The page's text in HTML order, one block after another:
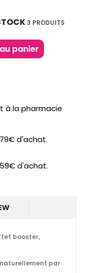
3 PRODUITS
panier
à la pharmacie
d'achat.
d'achat.
booster,
par